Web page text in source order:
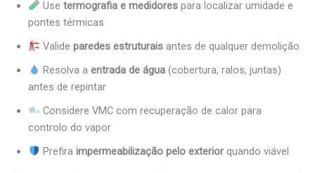
Use termografia e medidorespara localizar umidade e
pontes térmicas
Valide paredes estruturaisantes de qualquer demolição
Resolva a entrada de água(cobertura, ralos, juntas)
antes de repintar
Considere VMC com recuperação de calor para
controlo do vapor
Prefira impermeabilização pelo exteriorquando viável